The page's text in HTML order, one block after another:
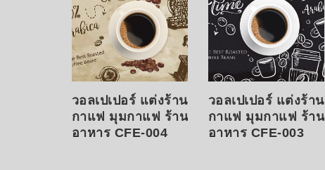
วอลเปเปอร์ แต่งร้าน
กาแฟ มุมกาแฟ ร้าน
อาหาร CFE-004
วอลเปเปอร์ แต่งร้าน
กาแฟ มุมกาแฟ ร้าน
อาหาร CFE-003